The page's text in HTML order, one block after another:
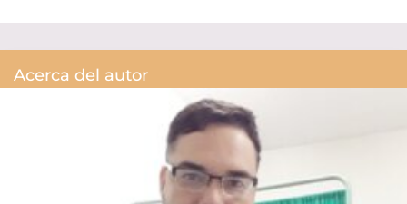
Acerca del autor